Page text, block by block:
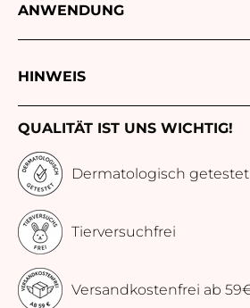
ANWENDUNG
HINWEIS
QUALITÄT IST UNS WICHTIG!
Dermatologisch getestet
Tierversuchfrei
Versandkostenfrei ab